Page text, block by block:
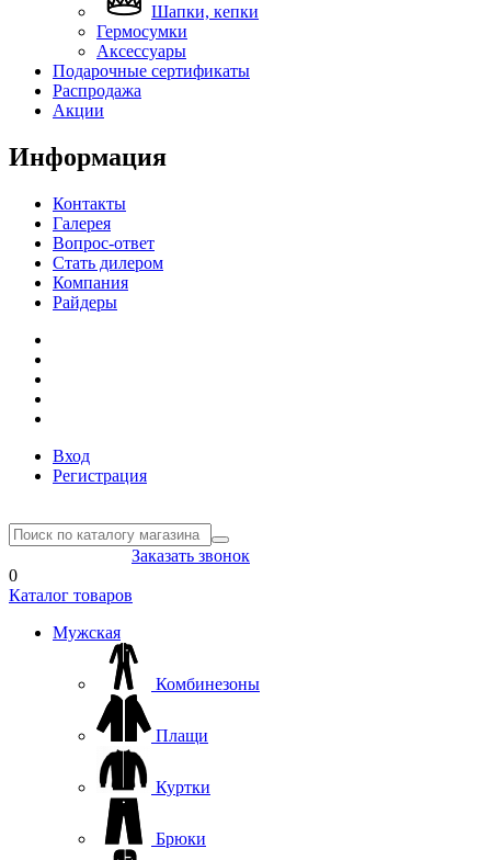
Шапки, кепки
Гермосумки
Аксессуары
Подарочные сертификаты
Распродажа
Акции
Информация
Контакты
Галерея
Вопрос-ответ
Стать дилером
Компания
Райдеры
Вход
Регистрация
Заказать звонок
0
Каталог товаров
Мужская
Комбинезоны
Плащи
Куртки
Брюки